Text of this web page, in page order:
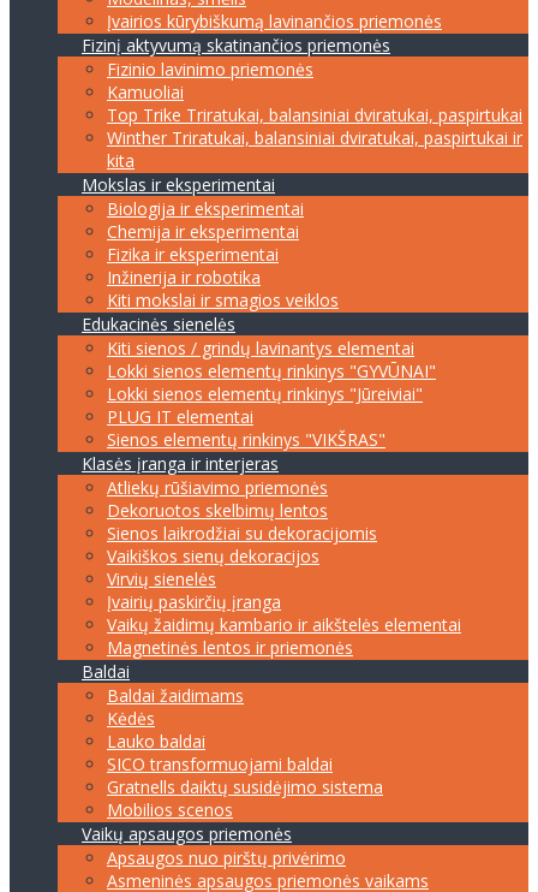
Įvairios kūrybiškumą lavinančios priemonės
Fizinį aktyvumą skatinančios priemonės
Fizinio lavinimo priemonės
Kamuoliai
Top Trike Triratukai, balansiniai dviratukai, paspirtukai
Winther Triratukai, balansiniai dviratukai, paspirtukai ir
kita
Mokslas ir eksperimentai
Biologija ir eksperimentai
Chemija ir eksperimentai
Fizika ir eksperimentai
Inžinerija ir robotika
Kiti mokslai ir smagios veiklos
Edukacinės sienelės
Kiti sienos / grindų lavinantys elementai
Lokki sienos elementų rinkinys "GYVŪNAI"
Lokki sienos elementų rinkinys "Jūreiviai"
PLUG IT elementai
Sienos elementų rinkinys "VIKŠRAS"
Klasės įranga ir interjeras
Atliekų rūšiavimo priemonės
Dekoruotos skelbimų lentos
Sienos laikrodžiai su dekoracijomis
Vaikiškos sienų dekoracijos
Virvių sienelės
Įvairių paskirčių įranga
Vaikų žaidimų kambario ir aikštelės elementai
Magnetinės lentos ir priemonės
Baldai
Baldai žaidimams
Kėdės
Lauko baldai
SICO transformuojami baldai
Gratnells daiktų susidėjimo sistema
Mobilios scenos
Vaikų apsaugos priemonės
Apsaugos nuo pirštų privėrimo
Asmeninės apsaugos priemonės vaikams